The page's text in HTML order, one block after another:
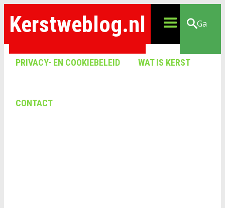
Kerstweblog.nl
PRIVACY- EN COOKIEBELEID WAT IS KERST
CONTACT
Ga